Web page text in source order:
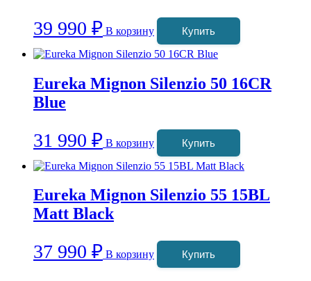
39 990 ₽ В корзину Купить
Eureka Mignon Silenzio 50 16CR
Blue
31 990 ₽ В корзину Купить
Eureka Mignon Silenzio 55 15BL
Matt Black
37 990 ₽ В корзину Купить